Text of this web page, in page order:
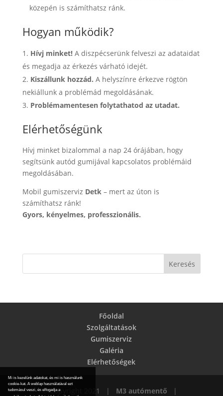
Mi is kezelünk adatokat, és mi is használunk
cookie-kat. A weblap használatával ezt
tudomásul veszi, és elfogadja a
közepén is számíthatsz ránk.
Hogyan működik?
Hívj minket!A diszpécserünk felveszi az adataidat
és megadja az érkezés várható idejét.
Kiszállunk hozzád. A helyszínre érkezve rögtön
nekiállunk a problémád megoldásának.
Problémamentesen folytathatod az utadat.
Elérhetőségünk
Hívj minket bizalommal a nap 24 órájában, hogy
segítsünk autód gumijával kapcsolatos problémáid
megoldásában.
Mobil gumiszerviz Detk– mert az úton is
számíthatsz ránk!
Gyors, kényelmes, professzionális.
Főoldal
Szolgáltatások
Gumiszerviz
Galéria
Elérhetőségek
© Copyright 2021 | M3 autómentő |